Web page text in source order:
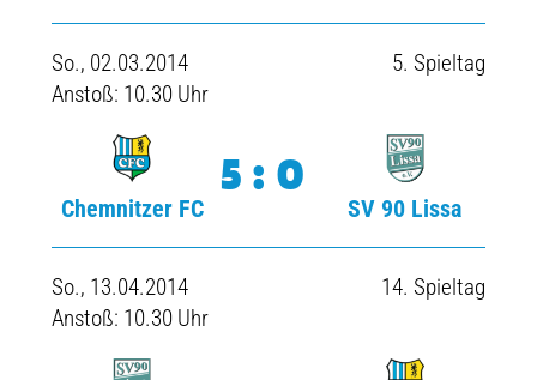
So., 02.03.2014
Anstoß: 10.30 Uhr
5. Spieltag
Chemnitzer FC
5:0
SV 90 Lissa
So., 13.04.2014
Anstoß: 10.30 Uhr
14. Spieltag